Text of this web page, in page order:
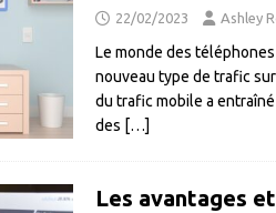
22/02/2023 Ashley
Le monde des
nouveau type de trafic
du trafic mobile a
des […]
Les avantages